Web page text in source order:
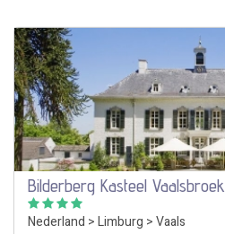
Bilderberg Kasteel Vaalsbroek
Nederland >Limburg >Vaals